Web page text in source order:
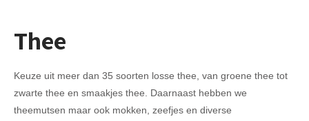
Thee
Keuze uit meer dan 35 soorten losse thee, van groene thee tot
zwarte thee en smaakjes thee. Daarnaast hebben we
theemutsen maar ook mokken, zeefjes en diverse